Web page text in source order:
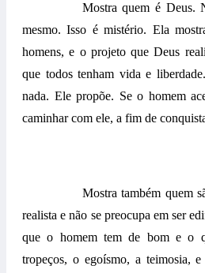
Mostra quem é Deus.
mesmo. Isso é mistério. Ela
homens, e o projeto que Deus
que todos tenham vida e
nada. Ele propõe. Se o homem
caminhar com ele, a fim de
Mostra também quem
realista e não se preocupa em ser
que o homem tem de bom e o
tropeços, o egoísmo, a teimosia, e